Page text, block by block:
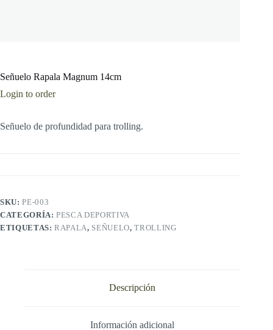
Señuelo Rapala Magnum 14cm
Login to order
Señuelo de profundidad para trolling.
SKU:PE-003
CATEGORÍA:PESCA DEPORTIVA
ETIQUETAS:RAPALA, SEÑUELO,TROLLING
Descripción
Información adicional